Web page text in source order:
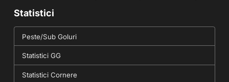
Statistici
Peste/Sub Goluri
Statistici GG
Statistici Cornere